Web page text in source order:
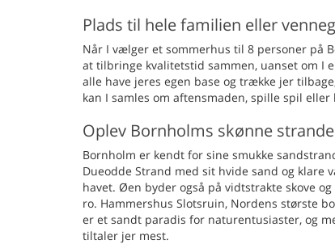
Plads til hele familien eller
Når I vælger et sommerhus til 8 personer på
at tilbringe kvalitetstid sammen, uanset om I
alle have jeres egen base og trække jer
kan I samles om aftensmaden, spille spil
Oplev Bornholms skønne
Bornholm er kendt for sine smukke
Dueodde Strand med sit hvide sand og klare
havet. Øen byder også på vidtstrakte skove
ro. Hammershus Slotsruin, Nordens største
er et sandt paradis for naturentusiaster, og
tiltaler jer mest.